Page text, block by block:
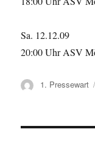
Sa. 12.12.09
20:00 Uhr ASV
Autor
1. Pressewart